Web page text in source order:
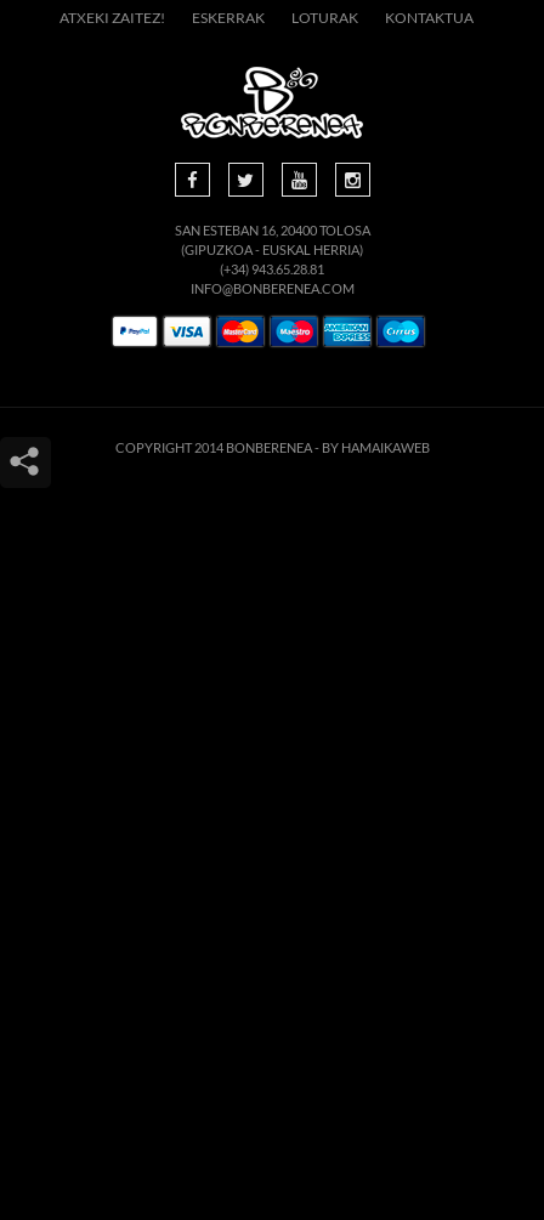
ATXEKI ZAITEZ! ESKERRAK LOTURAK KONTAKTUA
SAN ESTEBAN 16, 20400 TOLOSA
(GIPUZKOA - EUSKAL HERRIA)
(+34) 943.65.28.81
INFO@BONBERENEA.COM
COPYRIGHT 2014 BONBERENEA - BY HAMAIKAWEB